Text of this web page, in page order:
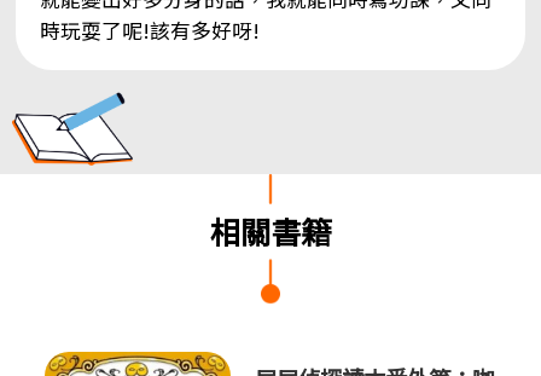
時玩耍了呢!該有多好呀!
相關書籍